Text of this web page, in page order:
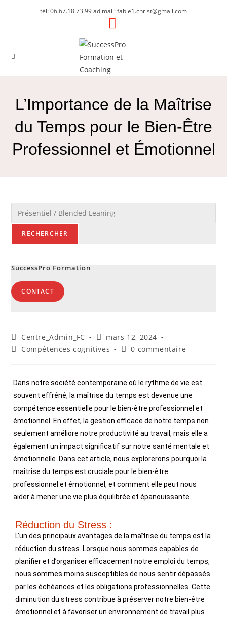
tèl: 06.67.18.73.99 ad mail: fabie1.christ@gmail.com
L’Importance de la Maîtrise
du Temps pour le Bien-Être
Professionnel et Émotionnel
RECHERCHER
SuccessPro Formation
CONTACT
Centre_Admin_FC
mars 12, 2024
Compétences cognitives
0 commentaire
Dans notre société contemporaine où le rythme de vie est
souvent effréné, la maîtrise du temps est devenue une
compétence essentielle pour le bien-être professionnel et
émotionnel. En effet, la gestion efficace de notre temps non
seulement améliore notre productivité au travail, mais elle a
également un impact significatif sur notre santé mentale et
émotionnelle. Dans cet article, nous explorerons pourquoi la
maîtrise du temps est cruciale pour le bien-être
professionnel et émotionnel, et comment elle peut nous
aider à mener une vie plus équilibrée et épanouissante.
Réduction du Stress :
L’un des principaux avantages de la maîtrise du temps est la
réduction du stress. Lorsque nous sommes capables de
planifier et d’organiser efficacement notre emploi du temps,
nous sommes moins susceptibles de nous sentir dépassés
par les échéances et les obligations professionnelles. Cette
diminution du stress contribue à préserver notre bien-être
émotionnel et à favoriser un environnement de travail plus